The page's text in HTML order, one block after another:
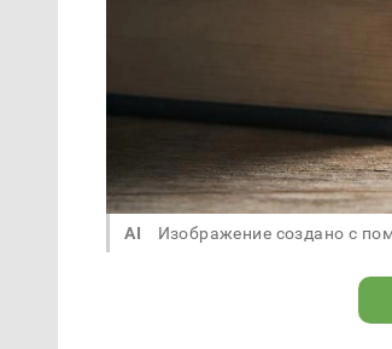
AI Изображение создано с